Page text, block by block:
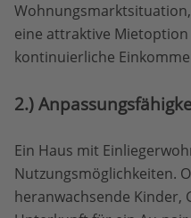
eine attraktive
kontinuierliche
2.)
Ein Haus mit
Nutzungsmöglichkeiten.
heranwachsende Kinder,